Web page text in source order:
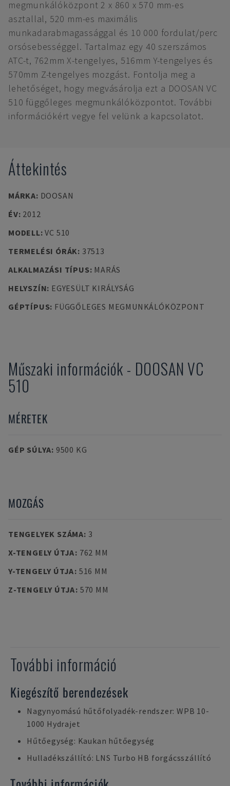
megmunkálóközpont 2 x 860 x 570 mm-es
asztallal, 520 mm-es maximális
munkadarabmagassággal és 10 000 fordulat/perc
orsósebességgel. Tartalmaz egy 40 szerszámos
ATC-t, 762mm X-tengelyes, 516mm Y-tengelyes és
570mm Z-tengelyes mozgást. Fontolja meg a
lehetőséget, hogy megvásárolja ezt a DOOSAN VC
510 függőleges megmunkálóközpontot. További
információkért vegye fel velünk a kapcsolatot.
Áttekintés
MÁRKA: DOOSAN
ÉV: 2012
MODELL:VC 510
TERMELÉSI ÓRÁK: 37513
ALKALMAZÁSI TÍPUS: MARÁS
HELYSZÍN: EGYESÜLT KIRÁLYSÁG
GÉPTÍPUS: FÜGGŐLEGES MEGMUNKÁLÓKÖZPONT
Műszaki információk - DOOSAN VC
510
MÉRETEK
GÉP SÚLYA: 9500 KG
MOZGÁS
TENGELYEK SZÁMA: 3
X-TENGELY ÚTJA: 762 MM
Y-TENGELY ÚTJA: 516 MM
Z-TENGELY ÚTJA: 570 MM
További információ
Kiegészítő berendezések
Nagynyomású hűtőfolyadék-rendszer: WPB 10-
1000 Hydrajet
Hűtőegység: Kaukan hűtőegység
Hulladékszállító: LNS Turbo HB forgácsszállító